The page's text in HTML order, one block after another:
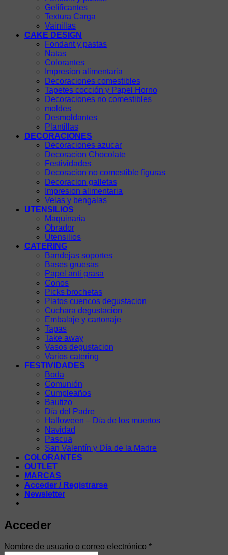
Gelificantes
Textura Carga
Vainillas
CAKE DESIGN
Fondant y pastas
Natas
Colorantes
Impresion alimentaria
Decoraciones comestibles
Tapetes cocción y Papel Horno
Decoraciones no comestibles
moldes
Desmoldantes
Plantillas
DECORACIONES
Decoraciones azucar
Decoracion Chocolate
Festividades
Decoracion no comestible figuras
Decoracion galletas
Impresion alimentaria
Velas y bengalas
UTENSILIOS
Maquinaria
Obrador
Utensilios
CATERING
Bandejas soportes
Bases gruesas
Papel anti grasa
Conos
Picks brochetas
Platos cuencos degustacion
Cuchara degustacion
Embalaje y cartonaje
Tapas
Take away
Vasos degustacion
Varios catering
FESTIVIDADES
Boda
Comunión
Cumpleaños
Bautizo
Día del Padre
Halloween – Día de los muertos
Navidad
Pascua
San Valentín y Día de la Madre
COLORANTES
OUTLET
MARCAS
Acceder / Registrarse
Newsletter
Acceder
Nombre de usuario o correo electrónico *Obligatorio